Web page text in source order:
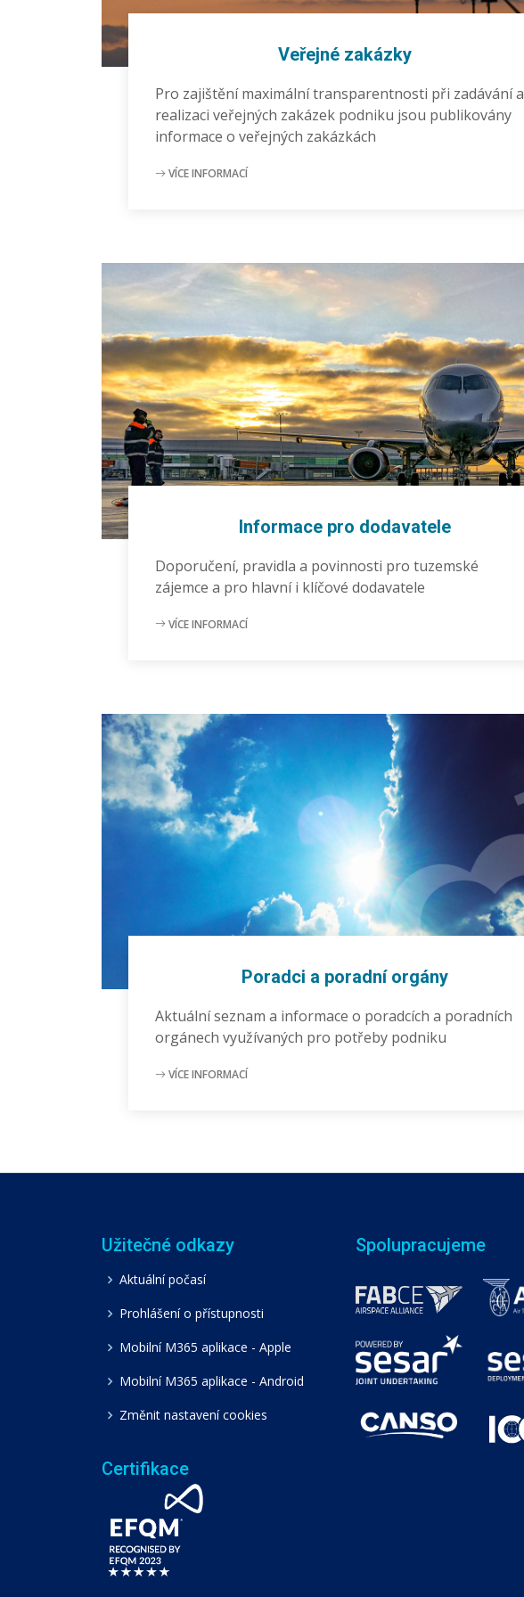
Veřejné zakázky
Pro zajištění maximální transparentnosti při zadávání a
realizaci veřejných zakázek podniku jsou publikovány
informace o veřejných zakázkách
VÍCE INFORMACÍ
Informace pro dodavatele
Doporučení, pravidla a povinnosti pro tuzemské
zájemce a pro hlavní i klíčové dodavatele
VÍCE INFORMACÍ
Poradci a poradní orgány
Aktuální seznam a informace o poradcích a poradních
orgánech využívaných pro potřeby podniku
VÍCE INFORMACÍ
Užitečné odkazy
Aktuální počasí
Prohlášení o přístupnosti
Mobilní M365 aplikace - Apple
Mobilní M365 aplikace - Android
Změnit nastavení cookies
Certifikace
Spolupracujeme